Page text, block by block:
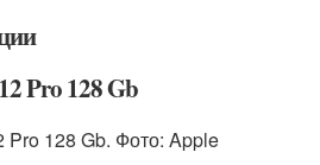
Pro 128 Gb
Pro 128 Gb. Фото: Apple